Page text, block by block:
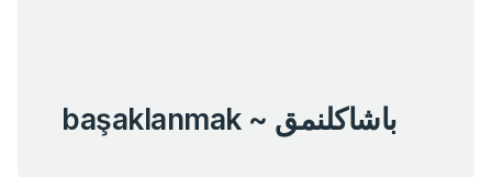
başaklanmak ~ باشاكلنمق